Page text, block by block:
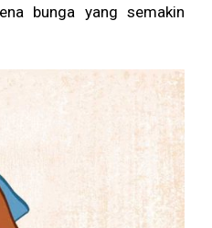
bunga yang semakin